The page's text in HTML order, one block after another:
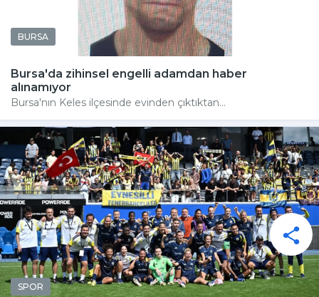
BURSA
Bursa'da zihinsel engelli adamdan haber
alınamıyor
Bursa'nın Keles ilçesinde evinden çıktıktan...
SPOR